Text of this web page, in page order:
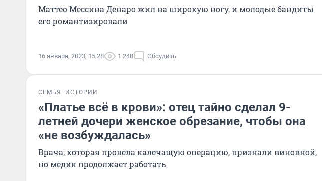
Маттео Мессина Денаро жил на широкую ногу, и молодые бандиты
его романтизировали
16 января, 2023, 15:28 1 248 Обсудить
СЕМЬЯ ИСТОРИИ
«Платье всё в крови»: отец тайно сделал 9-
летней дочери женское обрезание, чтобы она
«не возбуждалась»
Врача, которая провела калечащую операцию, признали виновной,
но медик продолжает работать